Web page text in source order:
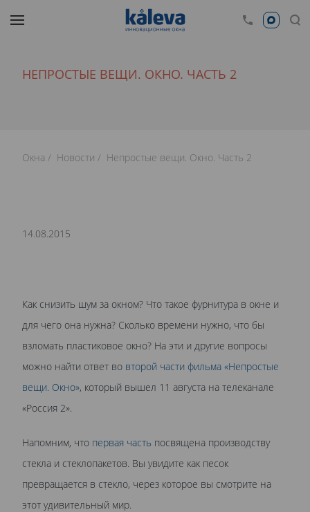
НЕПРОСТЫЕ ВЕЩИ. ОКНО. ЧАСТЬ 2
Окна Новости Непростые вещи. Окно. Часть 2
14.08.2015
Как снизить шум за окном? Что такое фурнитура в окне и
для чего она нужна? Сколько времени нужно, что бы
взломать пластиковое окно? На эти и другие вопросы
можно найти ответ во второй части фильма «Непростые
вещи. Окно», который вышел 11 августа на телеканале
«Россия 2».
Напомним, что первая часть посвящена производству
стекла и стеклопакетов. Вы увидите как песок
превращается в стекло, через которое вы смотрите на
этот удивительный мир.